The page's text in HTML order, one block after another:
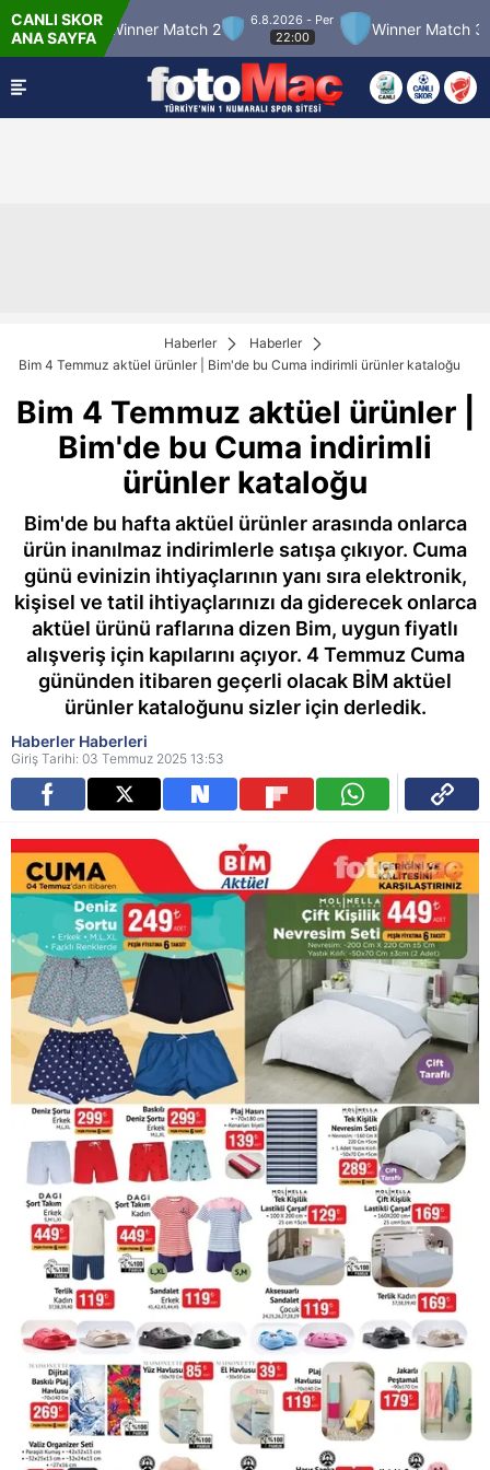
CANLI SKOR
ANA SAYFA
Winner Match 2
6.8.2026 - Per
22:00
Winner Match 3
Haberler
Haberler
Bim 4 Temmuz aktüel ürünler | Bim'de bu Cuma indirimli ürünler kataloğu
Bim 4 Temmuz aktüel ürünler |
Bim'de bu Cuma indirimli
ürünler kataloğu
Bim'de bu hafta aktüel ürünler arasında onlarca
ürün inanılmaz indirimlerle satışa çıkıyor. Cuma
günü evinizin ihtiyaçlarının yanı sıra elektronik,
kişisel ve tatil ihtiyaçlarınızı da giderecek onlarca
aktüel ürünü raflarına dizen Bim, uygun fiyatlı
alışveriş için kapılarını açıyor. 4 Temmuz Cuma
gününden itibaren geçerli olacak BİM aktüel
ürünler kataloğunu sizler için derledik.
Haberler Haberleri
Giriş Tarihi: 03 Temmuz 2025 13:53